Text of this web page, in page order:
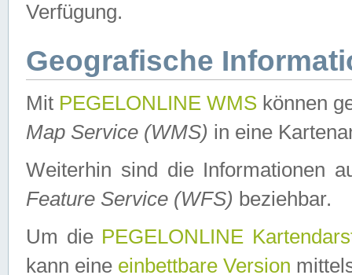
Verfügung.
Geografische
Mit PEGELONLINE WMS können
Map Service (WMS) in eine
Weiterhin sind die Informationen
Feature Service (WFS) beziehbar.
Um die PEGELONLINE
kann eine einbettbare Version